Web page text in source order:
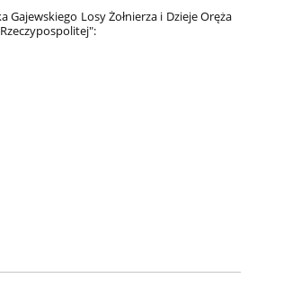
Gajewskiego LosyŻołnierza i Dzieje Oręża